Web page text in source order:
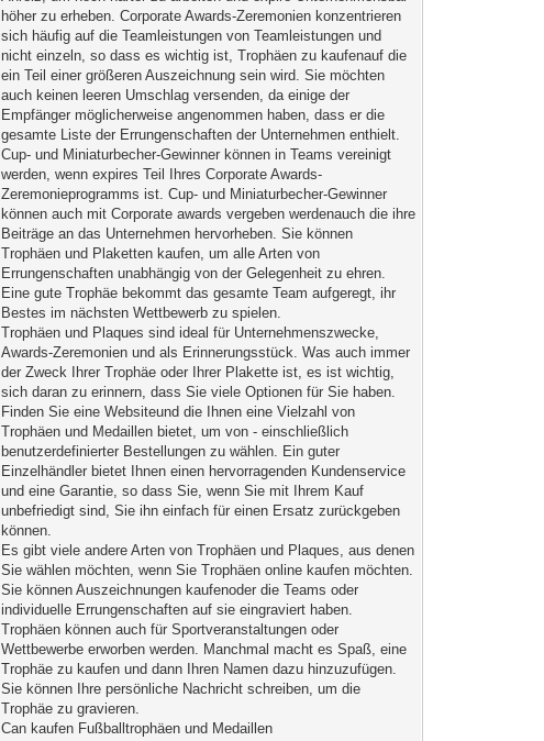
höher zu erheben. Corporate Awards-Zeremonien konzentrieren
sich häufig auf die Teamleistungen von Teamleistungen und
nicht einzeln, so dass es wichtig ist, Trophäen zu kaufenauf die
ein Teil einer größeren Auszeichnung sein wird. Sie möchten
auch keinen leeren Umschlag versenden, da einige der
Empfänger möglicherweise angenommen haben, dass er die
gesamte Liste der Errungenschaften der Unternehmen enthielt.
Cup- und Miniaturbecher-Gewinner können in Teams vereinigt
werden, wenn expires Teil Ihres Corporate Awards-
Zeremonieprogramms ist. Cup- und Miniaturbecher-Gewinner
können auch mit Corporate awards vergeben werdenauch die ihre
Beiträge an das Unternehmen hervorheben. Sie können
Trophäen und Plaketten kaufen, um alle Arten von
Errungenschaften unabhängig von der Gelegenheit zu ehren.
Eine gute Trophäe bekommt das gesamte Team aufgeregt, ihr
Bestes im nächsten Wettbewerb zu spielen.
Trophäen und Plaques sind ideal für Unternehmenszwecke,
Awards-Zeremonien und als Erinnerungsstück. Was auch immer
der Zweck Ihrer Trophäe oder Ihrer Plakette ist, es ist wichtig,
sich daran zu erinnern, dass Sie viele Optionen für Sie haben.
Finden Sie eine Websiteund die Ihnen eine Vielzahl von
Trophäen und Medaillen bietet, um von - einschließlich
benutzerdefinierter Bestellungen zu wählen. Ein guter
Einzelhändler bietet Ihnen einen hervorragenden Kundenservice
und eine Garantie, so dass Sie, wenn Sie mit Ihrem Kauf
unbefriedigt sind, Sie ihn einfach für einen Ersatz zurückgeben
können.
Es gibt viele andere Arten von Trophäen und Plaques, aus denen
Sie wählen möchten, wenn Sie Trophäen online kaufen möchten.
Sie können Auszeichnungen kaufenoder die Teams oder
individuelle Errungenschaften auf sie eingraviert haben.
Trophäen können auch für Sportveranstaltungen oder
Wettbewerbe erworben werden. Manchmal macht es Spaß, eine
Trophäe zu kaufen und dann Ihren Namen dazu hinzuzufügen.
Sie können Ihre persönliche Nachricht schreiben, um die
Trophäe zu gravieren.
Can kaufen Fußballtrophäen und Medaillen